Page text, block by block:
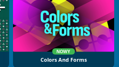
NOWY
Colors And Forms